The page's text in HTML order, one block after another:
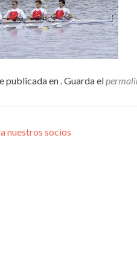
publicada en . Guarda el
nuestros socios